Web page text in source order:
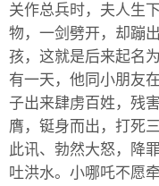
关作总兵时，夫人生
物，一剑劈开，却蹦
孩，这就是后来起名
有一天，他同小朋友
子出来肆虏百姓，残
膺，铤身而出，打死
此讯、勃然大怒，降
吐洪水。小哪吒不愿